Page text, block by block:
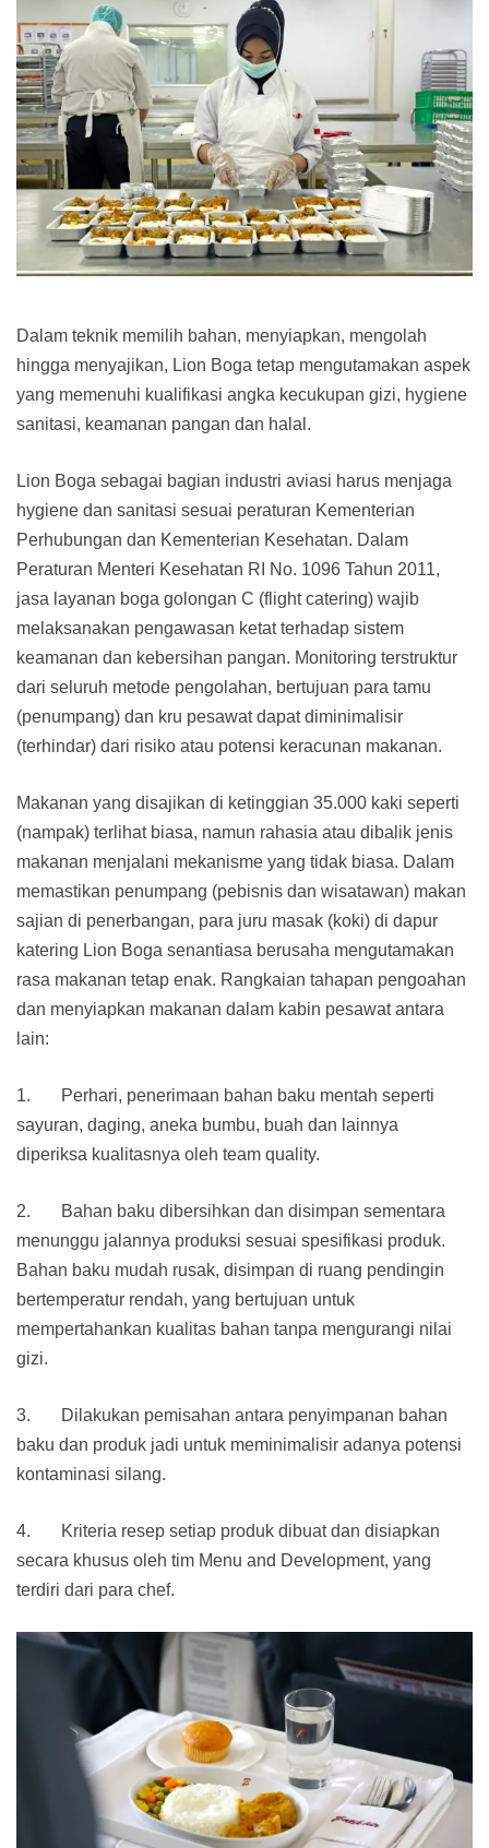
Dalam teknik memilih bahan, menyiapkan, mengolah
hingga menyajikan, Lion Boga tetap mengutamakan aspek
yang memenuhi kualifikasi angka kecukupan gizi, hygiene
sanitasi, keamanan pangan dan halal.
Lion Boga sebagai bagian industri aviasi harus menjaga
hygiene dan sanitasi sesuai peraturan Kementerian
Perhubungan dan Kementerian Kesehatan. Dalam
Peraturan Menteri Kesehatan RI No. 1096 Tahun 2011,
jasa layanan boga golongan C (flight catering) wajib
melaksanakan pengawasan ketat terhadap sistem
keamanan dan kebersihan pangan. Monitoring terstruktur
dari seluruh metode pengolahan, bertujuan para tamu
(penumpang) dan kru pesawat dapat diminimalisir
(terhindar) dari risiko atau potensi keracunan makanan.
Makanan yang disajikan di ketinggian 35.000 kaki seperti
(nampak) terlihat biasa, namun rahasia atau dibalik jenis
makanan menjalani mekanisme yang tidak biasa. Dalam
memastikan penumpang (pebisnis dan wisatawan) makan
sajian di penerbangan, para juru masak (koki) di dapur
katering Lion Boga senantiasa berusaha mengutamakan
rasa makanan tetap enak. Rangkaian tahapan pengoahan
dan menyiapkan makanan dalam kabin pesawat antara
lain:
1. Perhari, penerimaan bahan baku mentah seperti
sayuran, daging, aneka bumbu, buah dan lainnya
diperiksa kualitasnya oleh team quality.
2. Bahan baku dibersihkan dan disimpan sementara
menunggu jalannya produksi sesuai spesifikasi produk.
Bahan baku mudah rusak, disimpan di ruang pendingin
bertemperatur rendah, yang bertujuan untuk
mempertahankan kualitas bahan tanpa mengurangi nilai
gizi.
3. Dilakukan pemisahan antara penyimpanan bahan
baku dan produk jadi untuk meminimalisir adanya potensi
kontaminasi silang.
4. Kriteria resep setiap produk dibuat dan disiapkan
secara khusus oleh tim Menu and Development, yang
terdiri dari para chef.